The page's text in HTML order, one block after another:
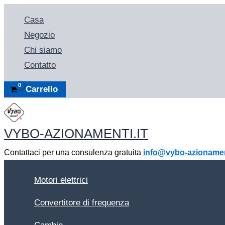
contenuto
Casa
Negozio
Chi siamo
Contatto
Carrello
VYBO-AZIONAMENTI.IT
Contattaci per una consulenza gratuita info@vybo-
Motori elettrici
Convertitore di frequenza